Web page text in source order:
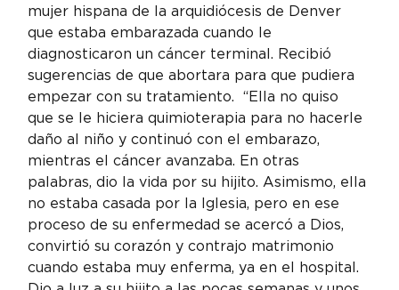
mujer hispana de la arquidiócesis de Denver
que estaba embarazada cuando le
diagnosticaron un cáncer terminal. Recibió
sugerencias de que abortara para que pudiera
empezar con su tratamiento.  “Ella no quiso
que se le hiciera quimioterapia para no hacerle
daño al niño y continuó con el embarazo,
mientras el cáncer avanzaba. En otras
palabras, dio la vida por su hijito. Asimismo, ella
no estaba casada por la Iglesia, pero en ese
proceso de su enfermedad se acercó a Dios,
convirtió su corazón y contrajo matrimonio
cuando estaba muy enferma, ya en el hospital.